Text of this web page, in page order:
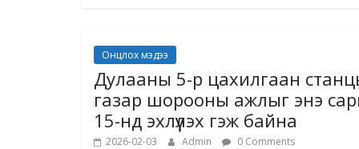
Онцлох мэдээ
Дулааны 5-р цахилгаан
газар шорооны ажлыг энэ
15-нд эхлүүлэх гэж байна
2026-02-03 Admin 0 Comments